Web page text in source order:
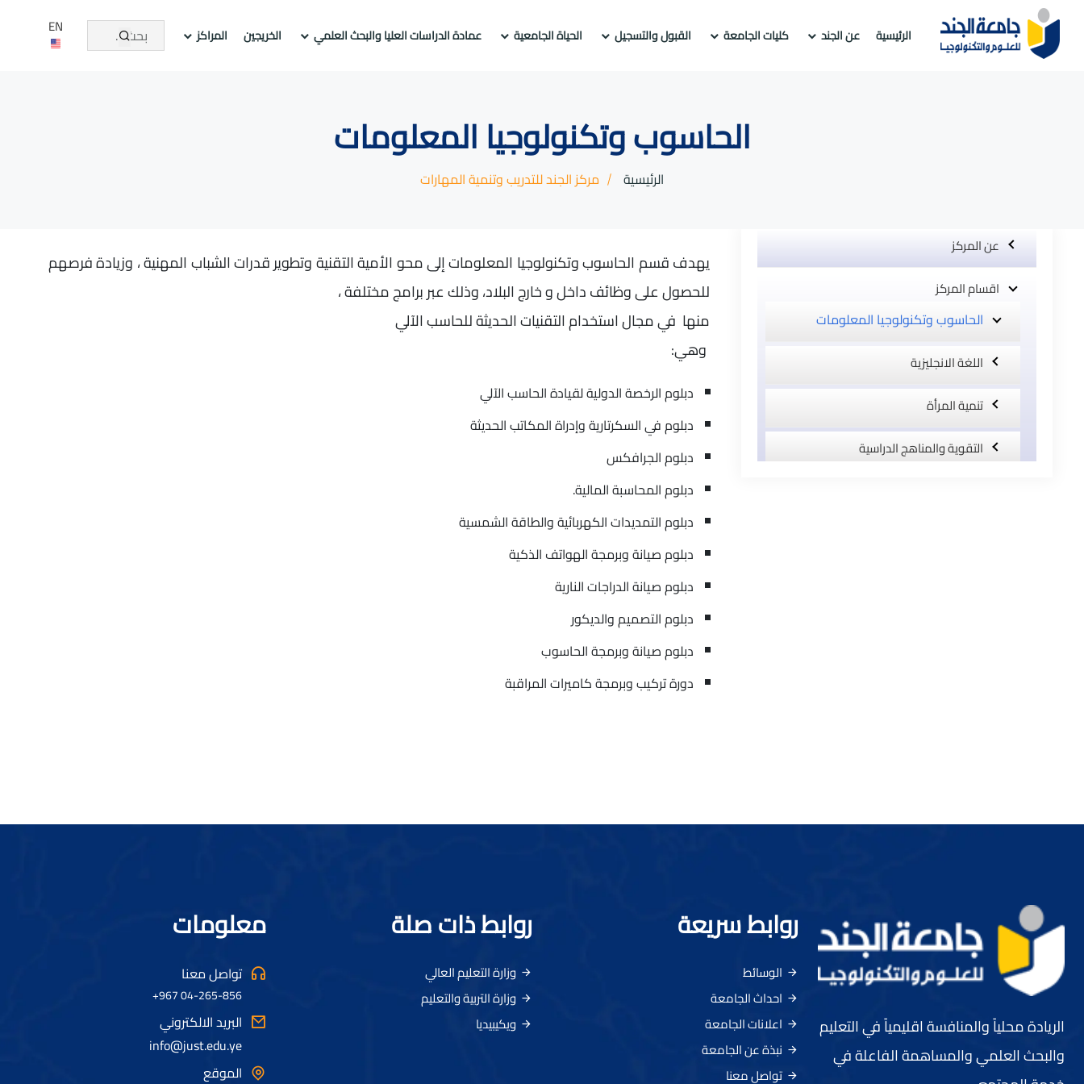
الرئيسية عن الجند كليات الجامعة القبول والتسجيل الحياة الجامعية عمادة الدراسات العليا والبحث العلمي الخريجين المراكز EN
الحاسوب وتكنولوجيا المعلومات
الرئيسية مركز الجند للتدريب وتنمية المهارات
عن المركز
اقسام المركز
الحاسوب وتكنولوجيا المعلومات
اللغة الانجليزية
تنمية المرأة
التقوية والمناهج الدراسية
يهدف قسم الحاسوب وتكنولوجيا المعلومات إلى محو الأمية التقنية وتطوير قدرات الشباب المهنية ، وزيادة فرصهم
للحصول على وظائف داخل و خارج البلاد، وذلك عبر برامج مختلفة ،
منها في مجال استخدام التقنيات الحديثة للحاسب الآلي
وهي:
دبلوم الرخصة الدولية لقيادة الحاسب الآلي
دبلوم في السكرتارية وإدراة المكاتب الحديثة
دبلوم الجرافكس
دبلوم المحاسبة المالية.
دبلوم التمديدات الكهربائية والطاقة الشمسية
دبلوم صيانة وبرمجة الهواتف الذكية
دبلوم صيانة الدراجات النارية
دبلوم التصميم والديكور
دبلوم صيانة وبرمجة الحاسوب
دورة تركيب وبرمجة كاميرات المراقبة
الريادة محلياً والمنافسة اقليمياً في التعليم
والبحث العلمي والمساهمة الفاعلة في
روابط سريعة
الوسائط
احداث الجامعة
اعلانات الجامعة
نبذة عن الجامعة
تواصل معنا
روابط ذات صلة
وزارة التعليم العالي
وزارة التربية والتعليم
ويكيبيديا
معلومات
تواصل معنا
04-265-856 967+
البريد الالكتروني
info@just.edu.ye
الموقع